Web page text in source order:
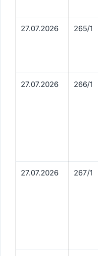
27.07.2026 265/1
27.07.2026 266/1
27.07.2026 267/1